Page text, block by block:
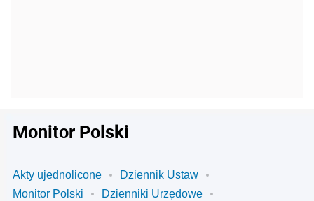
Monitor Polski
Akty ujednolicone
Dziennik Ustaw
Monitor Polski
Dzienniki Urzędowe